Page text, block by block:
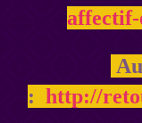
affectif-
: http://